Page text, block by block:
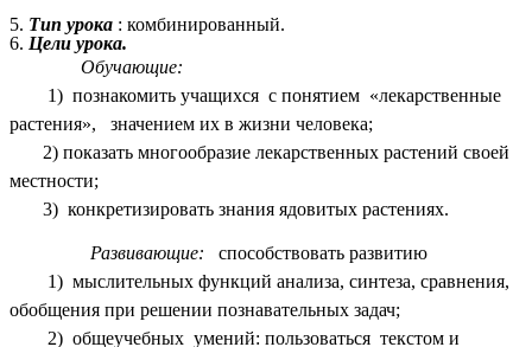
5. Тип урока : комбинированный.
6. Цели урока.
Обучающие:
1) познакомить учащихся с понятием «лекарственные
растения», значением их в жизни человека;
2) показать многообразие лекарственных растений своей
местности;
3) конкретизировать знания ядовитых растениях.
Развивающие:
способствовать развитию
1) мыслительных функций анализа, синтеза, сравнения,
обобщения при решении познавательных задач;
2) общеучебных умений: пользоваться текстом и